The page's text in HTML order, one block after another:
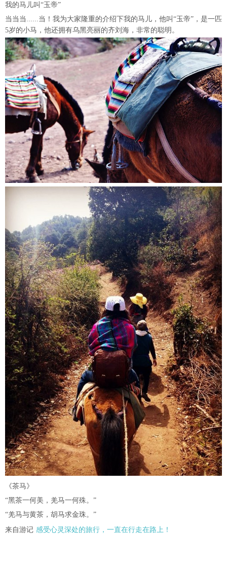
我的马儿叫“玉帝”
当当当......当！我为大家隆重的介绍下我的马儿，他叫“玉帝”，是一匹
5岁的小马，他还拥有乌黑亮丽的齐刘海，非常的聪明。
《茶马》
“黑茶一何美，羌马一何殊。”
“羌马与黄茶，胡马求金珠。”
来自游记 感受心灵深处的旅行，一直在行走在路上！